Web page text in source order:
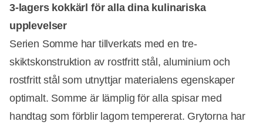
3-lagers kokkärl för alla dina kulinariska
upplevelser
Serien Somme har tillverkats med en tre-
skiktskonstruktion av rostfritt stål, aluminium och
rostfritt stål som utnyttjar materialens egenskaper
optimalt. Somme är lämplig för alla spisar med
handtag som förblir lagom tempererat. Grytorna har